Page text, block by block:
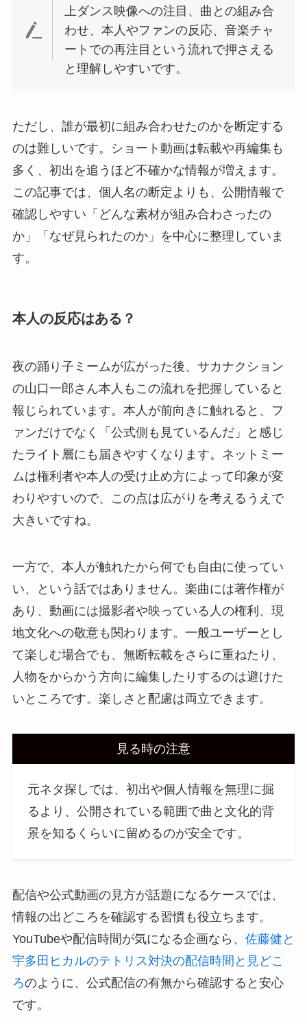
上ダンス映像への注目、曲との組み合
わせ、本人やファンの反応、音楽チャ
ートでの再注目という流れで押さえる
と理解しやすいです。
ただし、誰が最初に組み合わせたのかを断定する
のは難しいです。ショート動画は転載や再編集も
多く、初出を追うほど不確かな情報が増えます。
この記事では、個人名の断定よりも、公開情報で
確認しやすい「どんな素材が組み合わさったの
か」「なぜ見られたのか」を中心に整理していま
す。
本人の反応はある？
夜の踊り子ミームが広がった後、サカナクション
の山口一郎さん本人もこの流れを把握していると
報じられています。本人が前向きに触れると、フ
ァンだけでなく「公式側も見ているんだ」と感じ
たライト層にも届きやすくなります。ネットミー
ムは権利者や本人の受け止め方によって印象が変
わりやすいので、この点は広がりを考えるうえで
大きいですね。
一方で、本人が触れたから何でも自由に使ってい
い、という話ではありません。楽曲には著作権が
あり、動画には撮影者や映っている人の権利、現
地文化への敬意も関わります。一般ユーザーとし
て楽しむ場合でも、無断転載をさらに重ねたり、
人物をからかう方向に編集したりするのは避けた
いところです。楽しさと配慮は両立できます。
見る時の注意
元ネタ探しでは、初出や個人情報を無理に掘
るより、公開されている範囲で曲と文化的背
景を知るくらいに留めるのが安全です。
配信や公式動画の見方が話題になるケースでは、
情報の出どころを確認する習慣も役立ちます。
YouTubeや配信時間が気になる企画なら、 佐藤健と
宇多田ヒカルのテトリス対決の配信時間と見どこ
ろのように、公式配信の有無から確認すると安心
です。